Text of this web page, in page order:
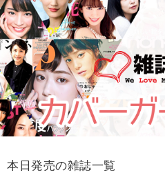
本日発売の雑誌一覧